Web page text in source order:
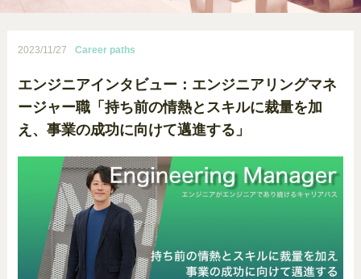
2023/11/27 Career paths
エンジニアインタビュー：エンジニアリングマネ
ージャー職「持ち前の情熱とスキルに裁量を加
え、事業の成功に向けて邁進する」